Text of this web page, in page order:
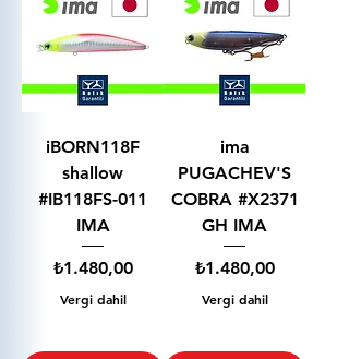
iBORN118F
shallow
#IB118FS-011
IMA
Fiyat
₺1.480,00
Vergi dahil
ima
PUGACHEV'S
COBRA #X2371
GH IMA
Fiyat
₺1.480,00
Vergi dahil